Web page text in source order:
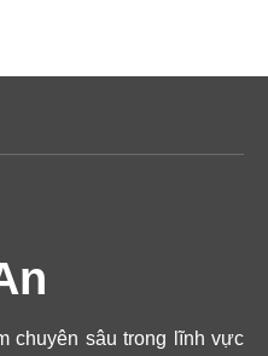
chuyên sâu trong lĩnh vực